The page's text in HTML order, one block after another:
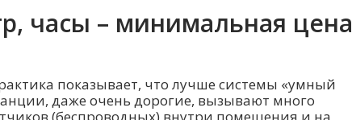
часы – минимальная цена
показывает, что лучше системы «умный
даже очень дорогие, вызывают много
(беспроводных) внутри помещения и на